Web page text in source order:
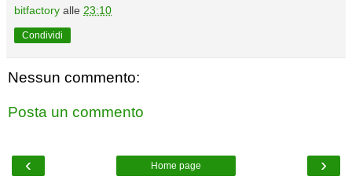
bitfactory alle 23:10
Condividi
Nessun commento:
Posta un commento
‹ ›
Home page